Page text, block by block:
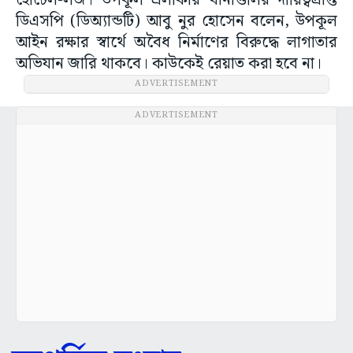
ডিএসপি (ডিঅ্যান্ডটি) আবু নুর হোসেন বলেন, উপকূল
আইন রক্ষার স্বার্থে অবৈধ নির্মাণের বিরুদ্ধে লাগাতার
অভিযান জারি থাকবে। কাউকেই রেয়াত করা হবে না।
ADVERTISEMENT
ADVERTISEMENT